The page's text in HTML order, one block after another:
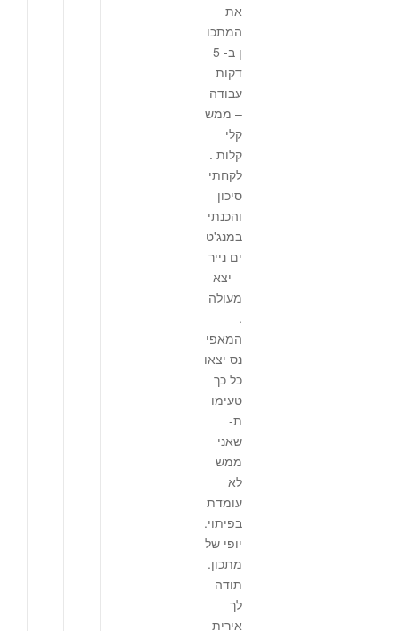
את
המתכו
ן ב- 5
דקות
עבודה
– ממש
קלי
קלות .
לקחתי
סיכון
והכנתי
במנג'ט
ים נייר
– יצא
מעולה
.
המאפי
נס יצאו
כל כך
טעימו
ת-
שאני
ממש
לא
עומדת
בפיתוי.
יופי של
מתכון.
תודה
לך
אירית